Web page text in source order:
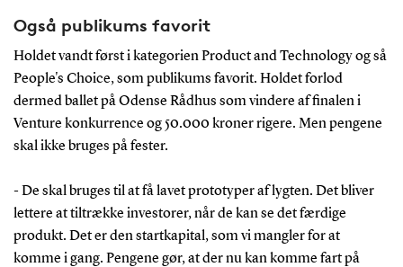
Også publikums favorit
Holdet vandt først i kategorien Product and Technology og så
People's Choice, som publikums favorit. Holdet forlod
dermed ballet på Odense Rådhus som vindere af finalen i
Venture konkurrence og 50.000 kroner rigere. Men pengene
skal ikke bruges på fester.
- De skal bruges til at få lavet prototyper af lygten. Det bliver
lettere at tiltrække investorer, når de kan se det færdige
produkt. Det er den startkapital, som vi mangler for at
komme i gang. Pengene gør, at der nu kan komme fart på